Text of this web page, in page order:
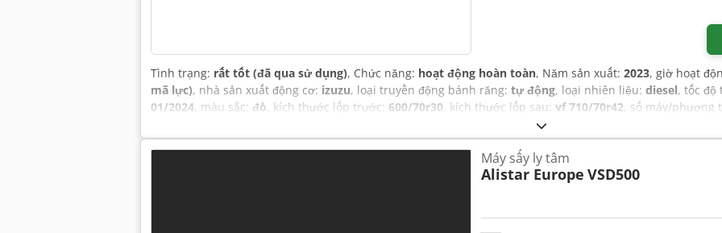
Tình trạng: rất tốt (đã qua sử dụng), Chức năng: hoạt động hoàn toàn, Năm sản xuất: 2023, giờ hoạt
mã lực), nhà sản xuất động cơ: izuzu, loại truyền động bánh răng: tự động, loại nhiên liệu: diesel, tốc
01/2024, màu sắc: đỏ, kích thước lốp trước: 600/70r30, kích thước lốp sau: vf 710/70r42, số máy/phương
cabin, chiếu sáng, khớp nối rơ-moóc, máy đo năng suất có GPS, điều hòa không khí, đèn pha bổ sung
Máy sấy ly tâm
Alistar Europe VSD500